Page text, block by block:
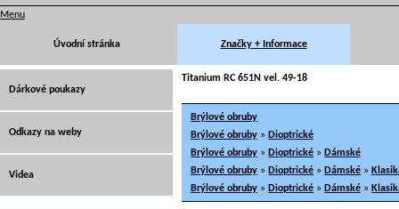
Menu
Úvodní stránka Značky + Informace
Titanium RC 651N vel. 49-18
Brýlové obruby
Brýlové obruby » Dioptrické
Brýlové obruby » Dioptrické » Dámské
Brýlové obruby » Dioptrické » Dámské »
Brýlové obruby » Dioptrické » Dámské »
Dárkové poukazy
Odkazy na weby
Videa